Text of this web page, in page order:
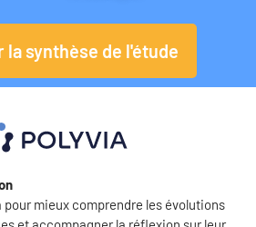
la synthèse de l'étude
mieux comprendre les évolutions